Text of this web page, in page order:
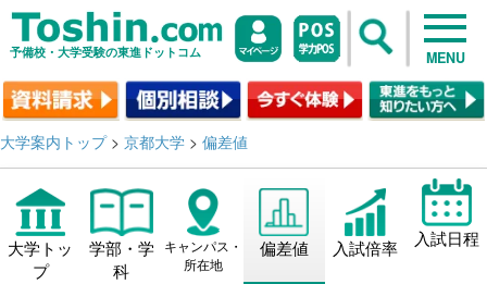
予備校・大学受験の東進ドットコム MENU
大学案内トップ> 京都大学 > 偏差値
大学トッ
プ
学部・学
科
キャンパス・
所在地
偏差値 入試倍率 入試日程